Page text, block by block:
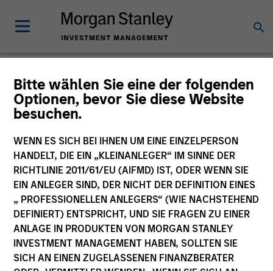
Bitte wählen Sie eine der folgenden
Optionen, bevor Sie diese Website
besuchen.
WENN ES SICH BEI IHNEN UM EINE EINZELPERSON
HANDELT, DIE EIN „KLEINANLEGER“ IM SINNE DER
RICHTLINIE 2011/61/EU (AIFMD) IST, ODER WENN SIE
EIN ANLEGER SIND, DER NICHT DER DEFINITION EINES
„ PROFESSIONELLEN ANLEGERS“ (WIE NACHSTEHEND
DEFINIERT) ENTSPRICHT, UND SIE FRAGEN ZU EINER
ANLAGE IN PRODUKTEN VON MORGAN STANLEY
INVESTMENT MANAGEMENT HABEN, SOLLTEN SIE
SICH AN EINEN ZUGELASSENEN FINANZBERATER
Morgan Stanley
Investment Funds
Änderung des Fondsvehikels
Dieses Dokument ist ein Marketingdokument.